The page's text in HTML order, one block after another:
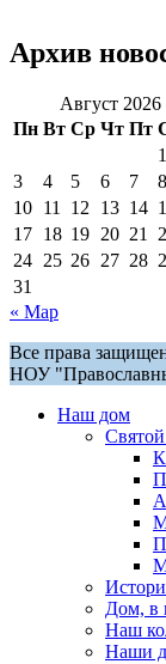
Архив
Август 2026
Пн Вт Ср Чт Пт
1
3
4 5 6 7 8
10 11 12 13 14
17 18 19 20 21
24 25 26 27 28
31
« Мар
Все права
НОУ
Наш дом
Дом, в
Наш
Наши